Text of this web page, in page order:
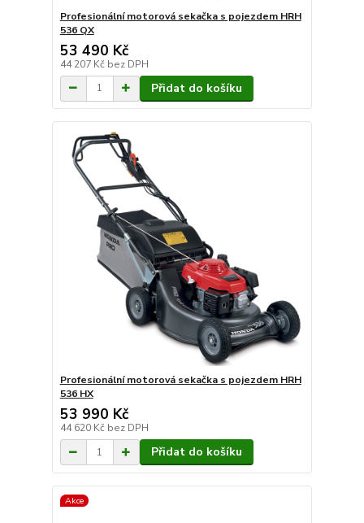
Profesionální motorová sekačka s pojezdem HRH
536 QX
53 490 Kč
44 207 Kč bez DPH
Přidat do košíku
Profesionální motorová sekačka s pojezdem HRH
536 HX
53 990 Kč
44 620 Kč bez DPH
Přidat do košíku
Akce